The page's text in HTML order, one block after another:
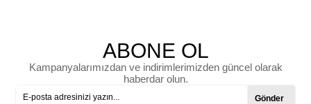
ABONE OL
Kampanyalarımızdan ve indirimlerimizden güncel olarak
haberdar olun.
Gönder